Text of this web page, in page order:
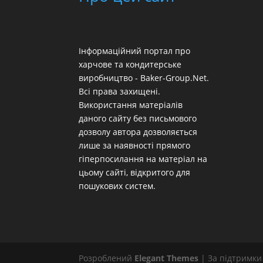
Інформаційний портал про
харчове та кондитерське
виробництво - Baker-Group.Net.
Всі права захищені.
Використання матеріалів
даного сайту без письмового
дозволу автора дозволяється
лише за наявності прямого
гіперпосилання на матеріал на
цьому сайті, відкритого для
пошукових систем.
Розроблений Elegant Themes | За